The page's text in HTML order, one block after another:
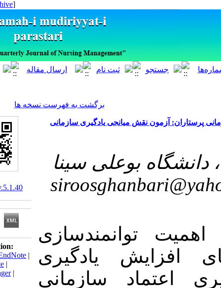
[ English ]
برگشت به فهرست نسخه ها
نقش میانجی یادگیری سازمانی
بوعلی سینا
توانمند‌سازی
یادگیری
سازمانی
10.29252/ijnv.5.1.40
Download citation:
BibTeX | RIS|EndNote
|
Medlars
ProCite|
Reference Manager